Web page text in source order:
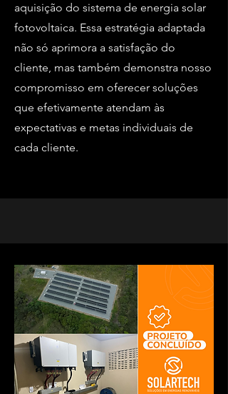
aquisição do sistema de energia solar
fotovoltaica. Essa estratégia adaptada
não só aprimora a satisfação do
cliente, mas também demonstra nosso
compromisso em oferecer soluções
que efetivamente atendam às
expectativas e metas individuais de
cada cliente.